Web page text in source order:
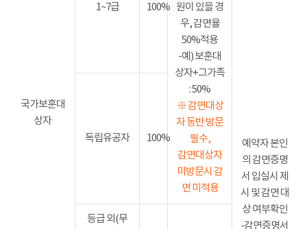
국가보훈대
상자
1~7급 100% 원이 있을 경
우, 감면율
50%적용
-예) 보훈대
상자+그가족
: 50%
※ 감면대상
자 동반 방문
필수,
감면대상자
미방문시 감
면 미적용
예약자 본인
의 감면증명
서 입실시 제
시 및 감면 대
상 여부확인
-감면증명서
독립유공자 100%
등급 외(무